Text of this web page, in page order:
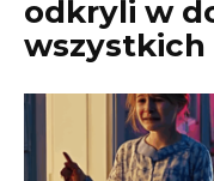
odkryli w
wszystkich